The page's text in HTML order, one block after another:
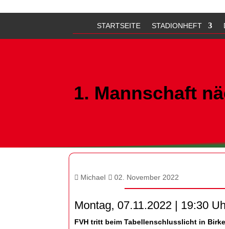
STARTSEITE STADIONHEFT
1. Mannschaft
Michael 02. November 2022
Montag, 07.11.2022 | 19:30
FVH tritt beim Tabellenschlusslicht in